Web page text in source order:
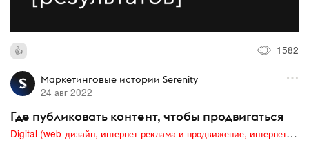
1582
Маркетинговые истории Serenity
24 авг 2022
Где публиковать контент, чтобы продвигаться
Digital (web-дизайн, интернет-реклама и продвижение, интернет-сообщества и блоги, интернет-коммуникации, мобильный маркетинг, реклама на цифровых экранах)